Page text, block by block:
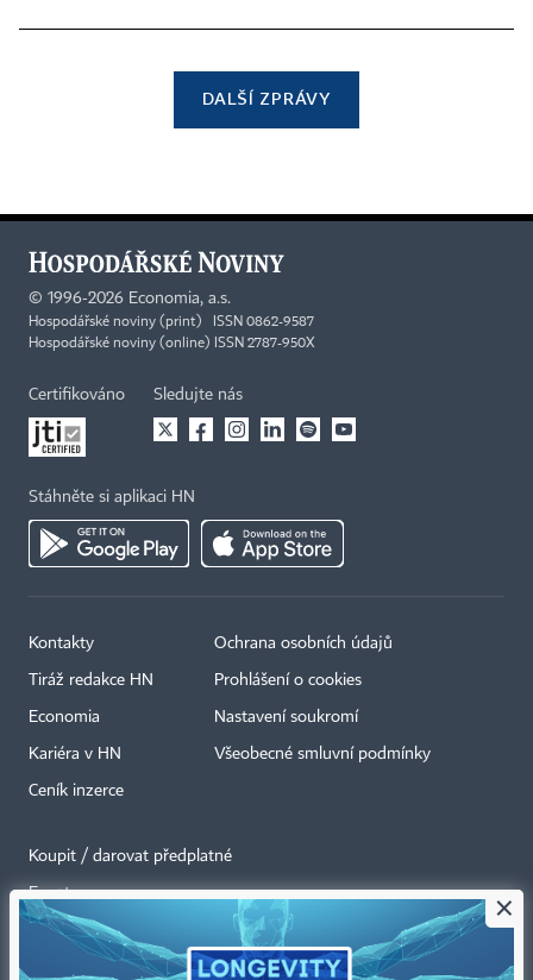
DALŠÍ ZPRÁVY
© 1996-2026 Economia, a.s.
Hospodářské noviny (print) ISSN 0862-9587
Hospodářské noviny (online) ISSN 2787-950X
Certifikováno Sledujte nás
Stáhněte si aplikaci HN
Kontakty
Tiráž redakce HN
Economia
Kariéra v HN
Ceník inzerce
Ochrana osobních údajů
Prohlášení o cookies
Nastavení soukromí
Všeobecné smluvní podmínky
Koupit / darovat předplatné
Eventy
Newslettery
×